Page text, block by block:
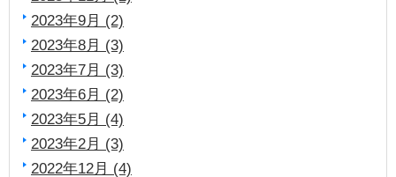
2023年9月 (2)
2023年8月 (3)
2023年7月 (3)
2023年6月 (2)
2023年5月 (4)
2023年2月 (3)
2022年12月 (4)